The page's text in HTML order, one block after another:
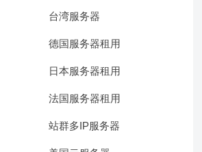
台湾服务器
德国服务器租用
日本服务器租用
法国服务器租用
站群多IP服务器